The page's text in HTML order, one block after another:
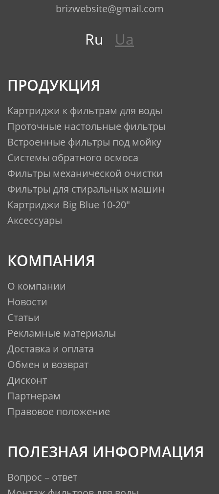
полипропилен с плотностью
угольный блок с высокой
III ступень - гранулированный
активированный уголь,
содержащий серебро, а также
префильтр из вспененного
полипропилена
Производительность:
Ресурс комплекта картриджей
«Бриз Эталон Стандарт» при
подаваемой на систему очистки
воды требованиям к питьевой
воде в соответствии с
действующим законодательством
(ГСанПИН 2.2.4-171-10) составляет
не более 3500 л.
Комплект поставки:
1. Сменный картридж – 3 шт.
3. Упаковочная коробка
brizwebsite@gmail.com
Ru Ua
ПРОДУКЦИЯ
Картриджи к фильтрам для воды
Проточные настольные фильтры
Встроенные фильтры под мойку
Системы обратного осмоса
Фильтры механической очистки
Фильтры для стиральных машин
Картриджи Big Blue 10-20"
Аксессуары
КОМПАНИЯ
О компании
Новости
Статьи
Рекламные материалы
Доставка и оплата
Обмен и возврат
Дисконт
Партнерам
Правовое положение
ПОЛЕЗНАЯ ИНФОРМАЦИЯ
Вопрос – ответ